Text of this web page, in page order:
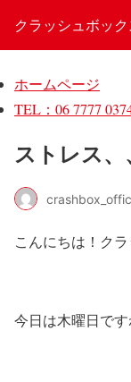
クラッシュボック
ホームページ
TEL：06 7777
ストレス、
こんにちは！ク
今日は木曜日です